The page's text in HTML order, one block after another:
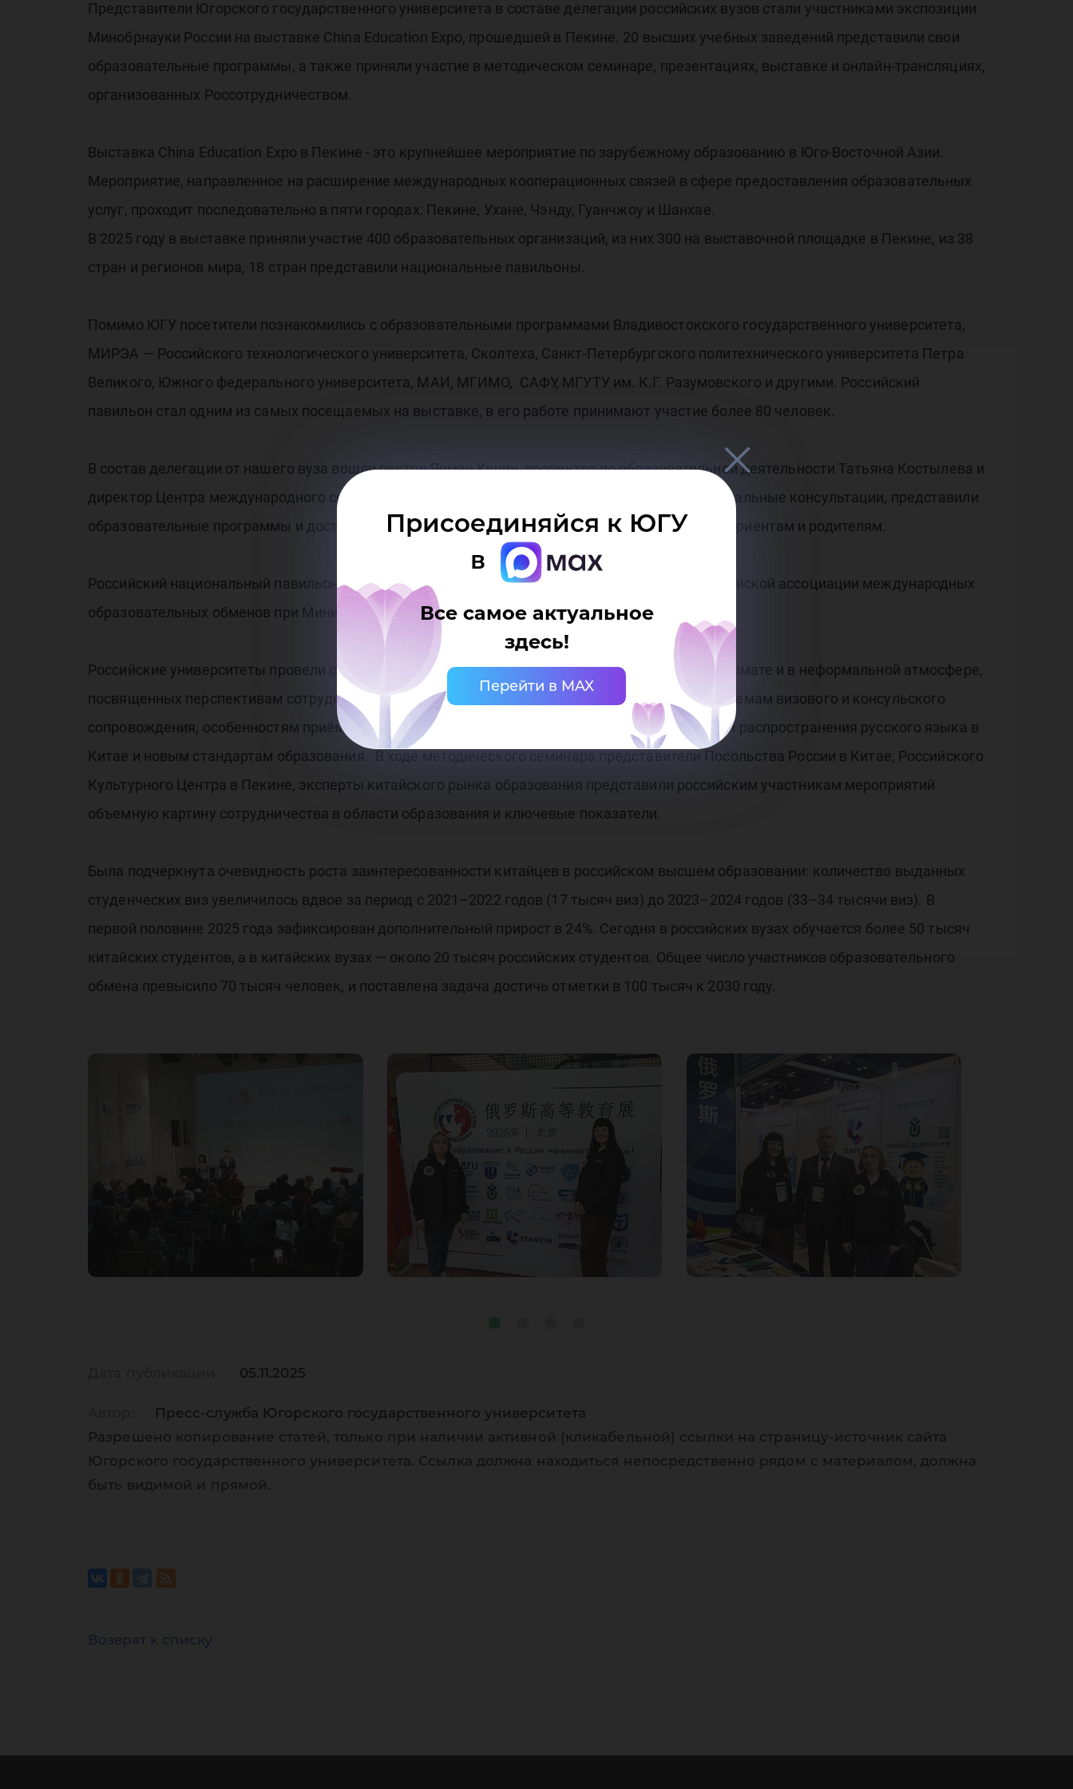
Присоединяйся к ЮГУ
в
Все самое актуальное
здесь!
Перейти в MAX
Представители Югорского государственного университета в составе делегации российских вузов стали участниками экспозиции
Минобрнауки России на выставке China Education Expo, прошедшей в Пекине. 20 высших учебных заведений представили свои
образовательные программы, а также приняли участие в методическом семинаре, презентациях, выставке и онлайн-трансляциях,
организованных Россотрудничеством.
Выставка China Education Expo в Пекине - это крупнейшее мероприятие по зарубежному образованию в Юго-Восточной Азии.
Мероприятие, направленное на расширение международных кооперационных связей в сфере предоставления образовательных
услуг, проходит последовательно в пяти городах: Пекине, Ухане, Чэнду, Гуанчжоу и Шанхае.
В 2025 году в выставке приняли участие 400 образовательных организаций, из них 300 на выставочной площадке в Пекине, из 38
стран и регионов мира, 18 стран представили национальные павильоны.
Помимо ЮГУ посетители познакомились с образовательными программами Владивостокского государственного университета,
МИРЭА — Российского технологического университета, Сколтеха, Санкт-Петербургского политехнического университета Петра
Великого, Южного федерального университета, МАИ, МГИМО, САФУ, МГУТУ им. К.Г. Разумовского и другими. Российский
павильон стал одним из самых посещаемых на выставке, в его работе принимают участие более 80 человек.
В состав делегации от нашего вуза вошли ректор Роман Кучин, проректор по образовательной деятельности Татьяна Костылева и
директор Центра международного сотрудничества Оксана Гололобова. Они провели индивидуальные консультации, представили
образовательные программы и достижения ЮГУ китайским рекрутинговым агентствам, абитуриентам и родителям.
Российский национальный павильон посетил и поприветствовал участников и Президент Китайской ассоциации международных
образовательных обменов при Министерстве образования КНР Лю Лиминь.
Российские университеты провели серию семинаров, презентаций, встреч в двустороннем формате и в неформальной атмосфере,
посвященных перспективам сотрудничества между российскими и китайскими вузами, проблемам визового и консульского
сопровождения, особенностям приёма иностранных студентов в Россию, вопросам изучения и распространения русского языка в
Китае и новым стандартам образования. В ходе методического семинара представители Посольства России в Китае, Российского
Культурного Центра в Пекине, эксперты китайского рынка образования представили российским участникам мероприятий
объемную картину сотрудничества в области образования и ключевые показатели.
Была подчеркнута очевидность роста заинтересованности китайцев в российском высшем образовании: количество выданных
студенческих виз увеличилось вдвое за период с 2021–2022 годов (17 тысяч виз) до 2023–2024 годов (33–34 тысячи виз). В
первой половине 2025 года зафиксирован дополнительный прирост в 24%. Сегодня в российских вузах обучается более 50 тысяч
китайских студентов, а в китайских вузах — около 20 тысяч российских студентов. Общее число участников образовательного
обмена превысило 70 тысяч человек, и поставлена задача достичь отметки в 100 тысяч к 2030 году.
05.11.2025
Пресс-служба Югорского государственного университета
Разрешено копирование статей, только при наличии активной (кликабельной) ссылки на страницу-источник сайта
Югорского государственного университета. Ссылка должна находиться непосредственно рядом с материалом, должна
быть видимой и прямой.
Возврат к списку